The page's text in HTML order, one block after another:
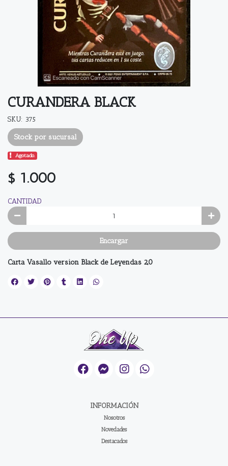
CURANDERA BLACK
SKU: 375
Stock por sucursal
Agotado.
$ 1.000
CANTIDAD
Encargar
Carta Vasallo version Black de Leyendas 2,0
INFORMACIÓN
Nosotros
Novedades
Destacados